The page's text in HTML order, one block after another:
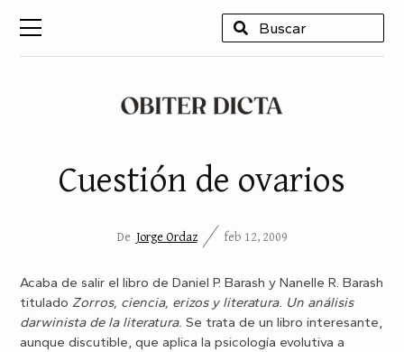
Cuestión de ovarios
De Jorge Ordaz feb 12, 2009
Acaba de salir el libro de Daniel P. Barash y Nanelle R. Barash
tituladoZorros, ciencia, erizos y literatura. Un análisis
darwinista de la literatura. Se trata de un libro interesante,
aunque discutible, que aplica la psicología evolutiva a